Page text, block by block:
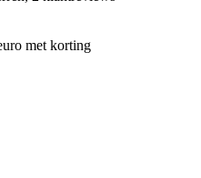
met korting